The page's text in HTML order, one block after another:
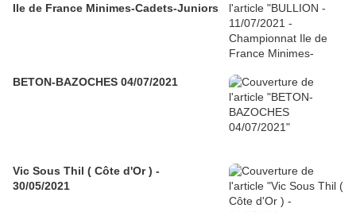
Ile de France Minimes-Cadets-Juniors
BETON-BAZOCHES 04/07/2021
Vic Sous Thil ( Côte d'Or ) -
30/05/2021